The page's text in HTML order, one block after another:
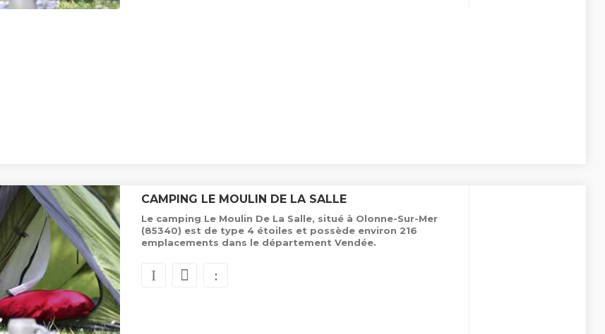
CAMPING LE MOULIN DE LA SALLE
Le camping Le Moulin De La Salle, situé à Olonne-Sur-Mer
(85340) est de type 4 étoiles et possède environ 216
emplacements dans le département Vendée.